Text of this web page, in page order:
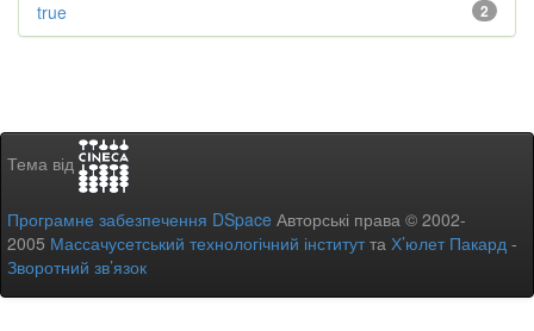
2
true
Тема від
Програмне забезпечення DSpace Авторські права © 2002-
2005 Массачусетський технологічний інститутта Х’юлет Пакард -
Зворотний зв’язок